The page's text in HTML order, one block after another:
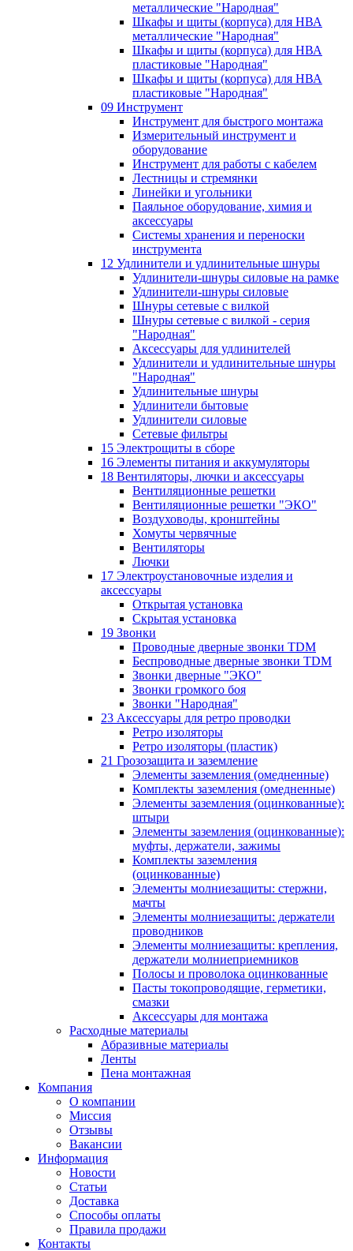
металлические "Народная"
Шкафы и щиты (корпуса) для НВА
металлические "Народная"
Шкафы и щиты (корпуса) для НВА
пластиковые "Народная"
Шкафы и щиты (корпуса) для НВА
пластиковые "Народная"
09 Инструмент
Инструмент для быстрого монтажа
Измерительный инструмент и
оборудование
Инструмент для работы с кабелем
Лестницы и стремянки
Линейки и угольники
Паяльное оборудование, химия и
аксессуары
Системы хранения и переноски
инструмента
12 Удлинители и удлинительные шнуры
Удлинители-шнуры силовые на рамке
Удлинители-шнуры силовые
Шнуры сетевые с вилкой
Шнуры сетевые с вилкой - серия
"Народная"
Аксессуары для удлинителей
Удлинители и удлинительные шнуры
"Народная"
Удлинительные шнуры
Удлинители бытовые
Удлинители силовые
Сетевые фильтры
15 Электрощиты в сборе
16 Элементы питания и аккумуляторы
18 Вентиляторы, лючки и аксессуары
Вентиляционные решетки
Вентиляционные решетки "ЭКО"
Воздуховоды, кронштейны
Хомуты червячные
Вентиляторы
Лючки
17 Электроустановочные изделия и
аксессуары
Открытая установка
Скрытая установка
19 Звонки
Проводные дверные звонки TDM
Беспроводные дверные звонки TDM
Звонки дверные "ЭКО"
Звонки громкого боя
Звонки "Народная"
23 Аксессуары для ретро проводки
Ретро изоляторы
Ретро изоляторы (пластик)
21 Грозозащита и заземление
Элементы заземления (омедненные)
Комплекты заземления (омедненные)
Элементы заземления (оцинкованные):
штыри
Элементы заземления (оцинкованные):
муфты, держатели, зажимы
Комплекты заземления
(оцинкованные)
Элементы молниезащиты: стержни,
мачты
Элементы молниезащиты: держатели
проводников
Элементы молниезащиты: крепления,
держатели молниеприемников
Полосы и проволока оцинкованные
Пасты токопроводящие, герметики,
смазки
Аксессуары для монтажа
Расходные материалы
Абразивные материалы
Ленты
Пена монтажная
Компания
О компании
Миссия
Отзывы
Вакансии
Информация
Новости
Статьи
Доставка
Способы оплаты
Правила продажи
Контакты